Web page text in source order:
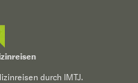
durch IMTJ.